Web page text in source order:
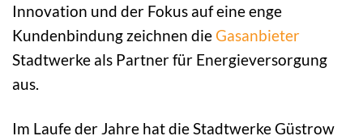
Innovation und der Fokus auf eine enge
Kundenbindung zeichnen die Gasanbieter
Stadtwerke als Partner für Energieversorgung
aus.
Im Laufe der Jahre hat die Stadtwerke Güstrow